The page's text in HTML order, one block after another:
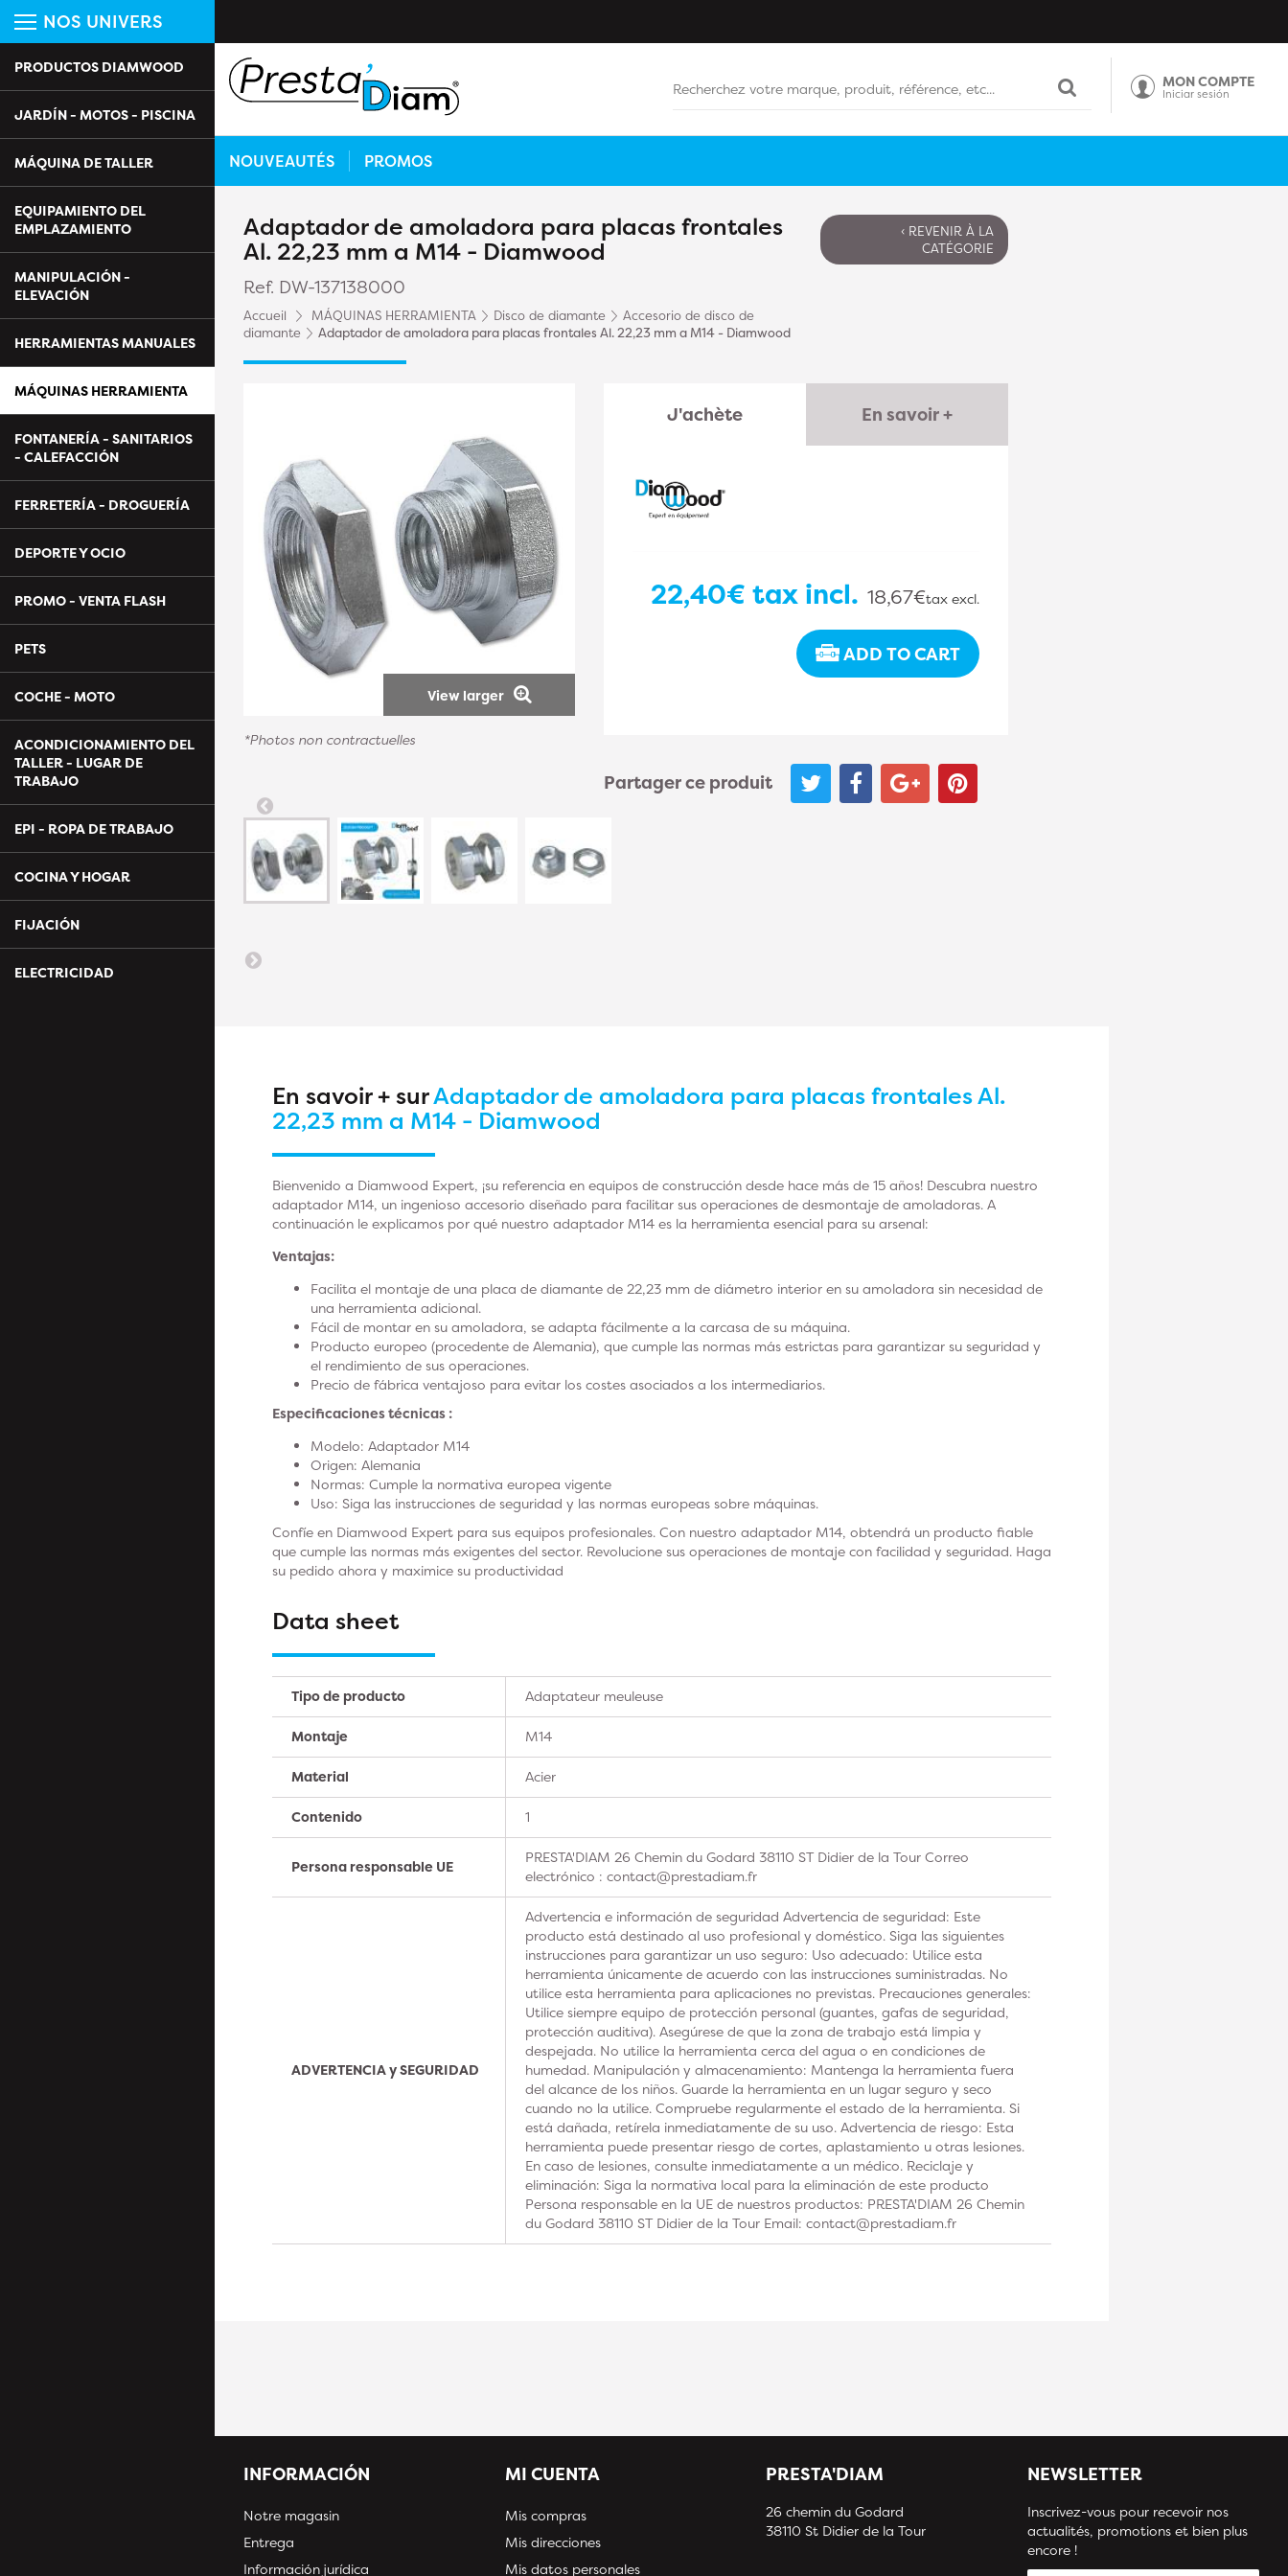
NOS UNIVERS
PRODUCTOS DIAMWOOD
JARDÍN - MOTOS - PISCINA
MÁQUINA DE TALLER
EQUIPAMIENTO DEL
EMPLAZAMIENTO
MANIPULACIÓN -
ELEVACIÓN
HERRAMIENTAS MANUALES
MÁQUINAS HERRAMIENTA
FONTANERÍA - SANITARIOS
- CALEFACCIÓN
FERRETERÍA - DROGUERÍA
DEPORTE Y OCIO
PROMO - VENTA FLASH
PETS
COCHE - MOTO
ACONDICIONAMIENTO DEL
TALLER - LUGAR DE
TRABAJO
EPI - ROPA DE TRABAJO
COCINA Y HOGAR
FIJACIÓN
ELECTRICIDAD
MON COMPTE
Iniciar sesión
NOUVEAUTÉS PROMOS
Adaptador de amoladora para placas frontales
Al. 22,23 mm a M14 - Diamwood
Ref. DW-137138000
Accueil MÁQUINAS HERRAMIENTA Disco de diamante
Accesorio de disco de
diamante
Adaptador de amoladora para placas frontales Al. 22,23 mm a M14 - Diamwood
‹ REVENIR À LA
CATÉGORIE
View larger
*Photos non contractuelles
J'achète En savoir +
22,40€ tax incl. 18,67€tax excl.
ADD TO CART
Partager ce produit
En savoir + surAdaptador de amoladora para placas frontales Al.
22,23 mm a M14 - Diamwood
Bienvenido a Diamwood Expert, ¡su referencia en equipos de construcción desde hace más de 15 años! Descubra nuestro
adaptador M14, un ingenioso accesorio diseñado para facilitar sus operaciones de desmontaje de amoladoras. A
continuación le explicamos por qué nuestro adaptador M14 es la herramienta esencial para su arsenal:
Ventajas:
Facilita el montaje de una placa de diamante de 22,23 mm de diámetro interior en su amoladora sin necesidad de
una herramienta adicional.
Fácil de montar en su amoladora, se adapta fácilmente a la carcasa de su máquina.
Producto europeo (procedente de Alemania), que cumple las normas más estrictas para garantizar su seguridad y
el rendimiento de sus operaciones.
Precio de fábrica ventajoso para evitar los costes asociados a los intermediarios.
Especificaciones técnicas :
Modelo: Adaptador M14
Origen: Alemania
Normas: Cumple la normativa europea vigente
Uso: Siga las instrucciones de seguridad y las normas europeas sobre máquinas.
Confíe en Diamwood Expert para sus equipos profesionales. Con nuestro adaptador M14, obtendrá un producto fiable
que cumple las normas más exigentes del sector. Revolucione sus operaciones de montaje con facilidad y seguridad. Haga
su pedido ahora y maximice su productividad
Data sheet
Tipo de producto Adaptateur meuleuse
Montaje M14
Material Acier
Contenido 1
Persona responsable UE
PRESTA'DIAM 26 Chemin du Godard 38110 ST Didier de la Tour Correo
electrónico : contact@prestadiam.fr
ADVERTENCIA y SEGURIDAD
Advertencia e información de seguridad Advertencia de seguridad: Este
producto está destinado al uso profesional y doméstico. Siga las siguientes
instrucciones para garantizar un uso seguro: Uso adecuado: Utilice esta
herramienta únicamente de acuerdo con las instrucciones suministradas. No
utilice esta herramienta para aplicaciones no previstas. Precauciones generales:
Utilice siempre equipo de protección personal (guantes, gafas de seguridad,
protección auditiva). Asegúrese de que la zona de trabajo está limpia y
despejada. No utilice la herramienta cerca del agua o en condiciones de
humedad. Manipulación y almacenamiento: Mantenga la herramienta fuera
del alcance de los niños. Guarde la herramienta en un lugar seguro y seco
cuando no la utilice. Compruebe regularmente el estado de la herramienta. Si
está dañada, retírela inmediatamente de su uso. Advertencia de riesgo: Esta
herramienta puede presentar riesgo de cortes, aplastamiento u otras lesiones.
En caso de lesiones, consulte inmediatamente a un médico. Reciclaje y
eliminación: Siga la normativa local para la eliminación de este producto
Persona responsable en la UE de nuestros productos: PRESTA'DIAM 26 Chemin
du Godard 38110 ST Didier de la Tour Email: contact@prestadiam.fr
INFORMACIÓN
Notre magasin
Entrega
Información jurídica
MI CUENTA
Mis compras
Mis direcciones
Mis datos personales
PRESTA'DIAM
26 chemin du Godard
38110 St Didier de la Tour
NEWSLETTER
Inscrivez-vous pour recevoir nos
actualités, promotions et bien plus
encore !